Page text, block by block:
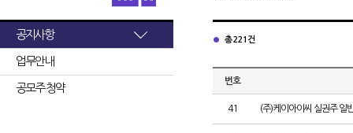
공지사항
업무안내
공모주 청약
총 221건
번호
41 (주)케이아이씨 실권주 일